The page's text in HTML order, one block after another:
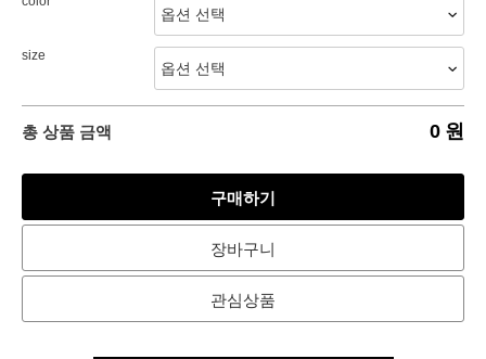
size
총 상품 금액 0 원
구매하기
장바구니
관심상품